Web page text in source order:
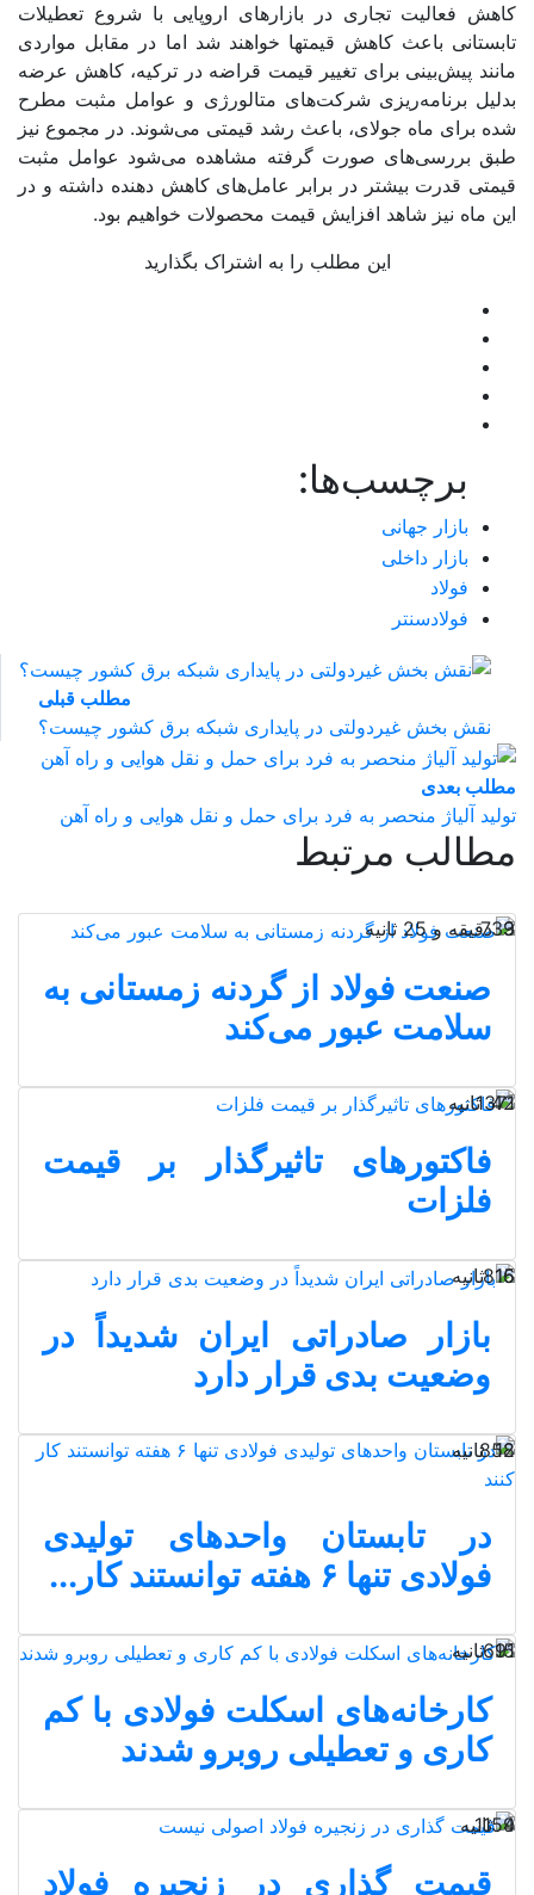
کاهش فعالیت تجاری در بازارهای اروپایی با شروع تعطیلات
تابستانی باعث کاهش قیمتها خواهند شد اما در مقابل مواردی
مانند پیش‌بینی برای تغییر قیمت قراضه در ترکیه، کاهش عرضه
بدلیل برنامه‌ریزی شرکت‌های متالورژی و عوامل مثبت مطرح
شده برای ماه جولای، باعث رشد قیمتی می‌شوند. در مجموع نیز
طبق بررسی‌های صورت گرفته مشاهده می‌شود عوامل مثبت
قیمتی قدرت بیشتر در برابر عامل‌های کاهش دهنده داشته و در
این ماه نیز شاهد افزایش قیمت محصولات خواهیم بود.
این مطلب را به اشتراک بگذارید
برچسب‌ها:
بازار جهانی
بازار داخلی
فولاد
فولادسنتر
مطلب قبلی
نقش‌ بخش غیردولتی در پایداری شبکه برق کشور چیست؟
مطلب بعدی
تولید آلیاژ منحصر به فرد برای حمل و نقل هوایی و راه آهن
مطالب مرتبط
3 دقیقه و 25 ثانیه
739
صنعت فولاد از گردنه زمستانی به
سلامت عبور می‌کند
42 ثانیه
1371
فاکتورهای تاثیرگذار بر قیمت
فلزات
16 ثانیه
815
بازار صادراتی ایران شدیداً در
وضعیت بدی قرار دارد
18 ثانیه
852
در تابستان واحدهای تولیدی
فولادی تنها ۶ هفته توانستند کار...
15 ثانیه
691
کارخانه‌های اسکلت فولادی با کم
کاری و تعطیلی روبرو شدند
4 ثانیه
1159
قیمت گذاری در زنجیره فولاد